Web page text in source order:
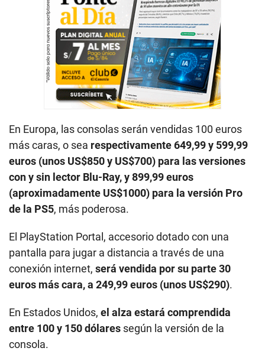
En Europa, las consolas serán vendidas 100 euros
más caras, o sea respectivamente 649,99 y 599,99
euros (unos US$850 y US$700) para las versiones
con y sin lector Blu-Ray, y 899,99 euros
(aproximadamente US$1000) para la versión Pro
de la PS5, más poderosa.
El PlayStation Portal, accesorio dotado con una
pantalla para jugar a distancia a través de una
conexión internet, será vendida por su parte 30
euros más cara, a 249,99 euros (unos US$290).
En Estados Unidos, el alza estará comprendida
entre 100 y 150 dólares según la versión de la
consola.